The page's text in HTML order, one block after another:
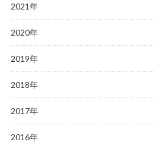
2021年
2020年
2019年
2018年
2017年
2016年